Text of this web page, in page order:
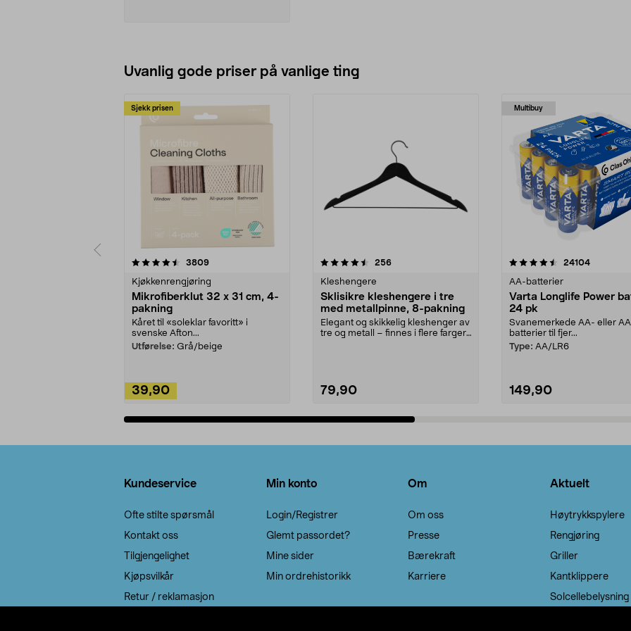
Uvanlig gode priser på vanlige ting
Sjekk prisen
3809anmeldelser
Kjøkkenrengjøring
Mikrofiberklut 32 x 31 cm, 4-
pakning
Kåret til «soleklar favoritt» i
svenske Afton...
Utførelse: Grå/beige
39,90
4.5av 5 stjerner 256anmeldelser
Kleshengere
Sklisikre kleshengere i tre
med metallpinne, 8-pakning
Elegant og skikkelig kleshenger av
tre og metall – finnes i flere farger.
79,90
Multibuy
4.5av 5 stjerner 24104
AA-batterier
Varta Longlife Power
24 pk
Svanemerkede AA- eller
batterier til fjer...
Type: AA/LR6
149,90
4.5av 5 stjerner
Kundeservice
Ofte stilte spørsmål
Kontakt oss
Tilgjengelighet
Kjøpsvilkår
Retur / reklamasjon
Min konto
Login/Registrer
Glemt passordet?
Mine sider
Min ordrehistorikk
Om
Om oss
Presse
Bærekraft
Karriere
Aktuelt
Høytrykkspylere
Rengjøring
Griller
Kantklippere
Solcellebelysning